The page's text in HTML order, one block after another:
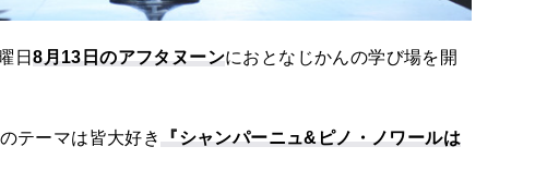
日8月13日のアフタヌーンにおとなじかんの学び場を開
テーマは皆大好き『シャンパーニュ&ピノ・ノワールは